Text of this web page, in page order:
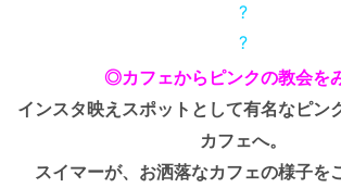
?
?
◎カフェからピンクの教会を
インスタ映えスポットとして有名なピン
カフェへ。
スイマーが、お洒落なカフェの様子を